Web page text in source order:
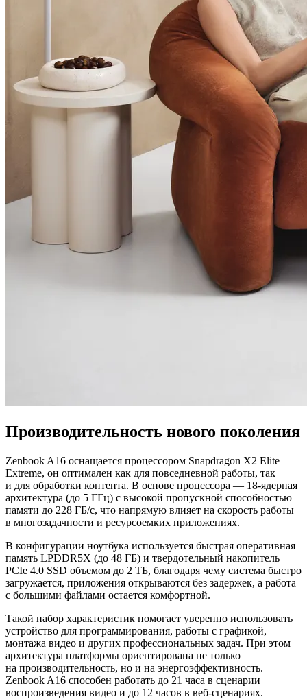
Производительность нового поколения
Zenbook A16 оснащается процессором Snapdragon X2 Elite
Extreme, он оптимален как для повседневной работы, так
и для обработки контента. В основе процессора — 18-ядерная
архитектура (до 5 ГГц) с высокой пропускной способностью
памяти до 228 ГБ/с, что напрямую влияет на скорость работы
в многозадачности и ресурсоемких приложениях.
В конфигурации ноутбука используется быстрая оперативная
память LPDDR5X (до 48 ГБ) и твердотельный накопитель
PCIe 4.0 SSD объемом до 2 ТБ, благодаря чему система быстро
загружается, приложения открываются без задержек, а работа
с большими файлами остается комфортной.
Такой набор характеристик помогает уверенно использовать
устройство для программирования, работы с графикой,
монтажа видео и других профессиональных задач. При этом
архитектура платформы ориентирована не только
на производительность, но и на энергоэффективность.
Zenbook A16 способен работать до 21 часа в сценарии
воспроизведения видео и до 12 часов в веб-сценариях.